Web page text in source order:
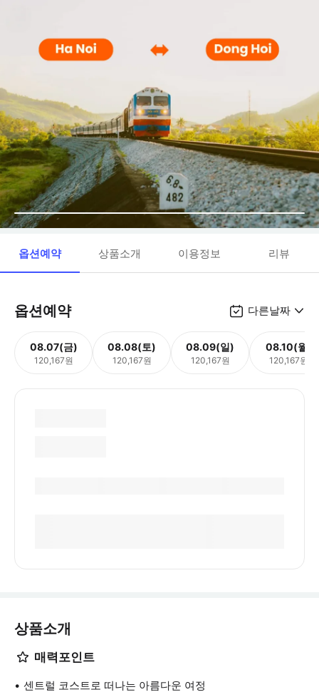
옵션예약 상품소개 이용정보 리뷰
옵션예약 다른날짜
08.07(금)
120,167원
08.08(토)
120,167원
08.09(일)
120,167원
08.10(월)
120,167원
상품소개
매력포인트
센트럴 코스트로 떠나는 아름다운 여정